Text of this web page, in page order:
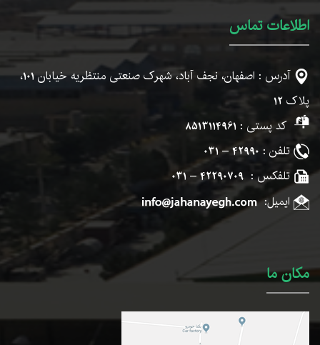
اطلاعات تماس
آدرس : اصفهان، نجف آباد، شهرک صنعتی منتظریه خیابان101،
پلاک12
کد پستی : 8513114961
تلفن : 42990 – 031
تلفکس : 42290709 – 031
ایمیل:
مکان ما